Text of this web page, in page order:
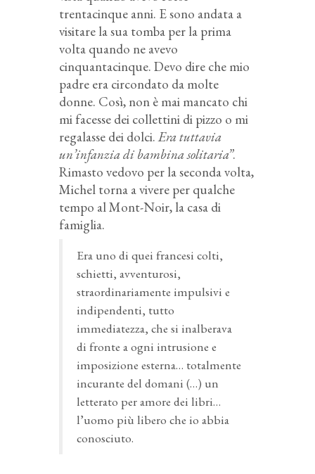
trentacinque anni. E sono andata a
visitare la sua tomba per la prima
volta quando ne avevo
cinquantacinque. Devo dire che mio
padre era circondato da molte
donne. Così, non è mai mancato chi
mi facesse dei collettini di pizzo o mi
regalasse dei dolci.Era tuttavia
un’infanzia di bambina solitaria”.
Rimasto vedovo per la seconda volta,
Michel torna a vivere per qualche
tempo al Mont-Noir, la casa di
famiglia.
Era uno di quei francesi colti,
schietti, avventurosi,
straordinariamente impulsivi e
indipendenti, tutto
immediatezza, che si inalberava
di fronte a ogni intrusione e
imposizione esterna… totalmente
incurante del domani (…) un
letterato per amore dei libri…
l’uomo più libero che io abbia
conosciuto.